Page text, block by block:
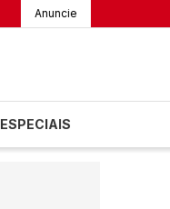
Anuncie
ESPECIAIS